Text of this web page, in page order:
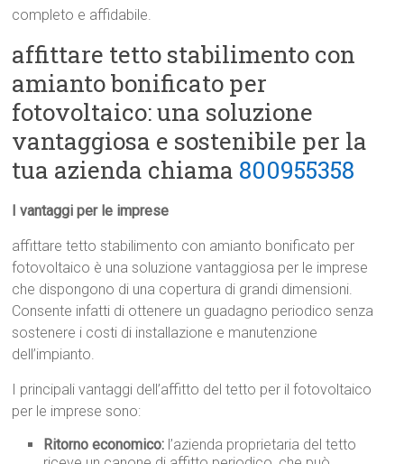
completo e affidabile.
affittare tetto stabilimento con
amianto bonificato per
fotovoltaico: una soluzione
vantaggiosa e sostenibile per la
tua azienda chiama 800955358
I vantaggi per le imprese
affittare tetto stabilimento con amianto bonificato per
fotovoltaico è una soluzione vantaggiosa per le imprese
che dispongono di una copertura di grandi dimensioni.
Consente infatti di ottenere un guadagno periodico senza
sostenere i costi di installazione e manutenzione
dell’impianto.
I principali vantaggi dell’affitto del tetto per il fotovoltaico
per le imprese sono:
Ritorno economico: l’azienda proprietaria del tetto